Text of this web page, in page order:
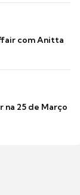
com Anitta
na 25 de Março